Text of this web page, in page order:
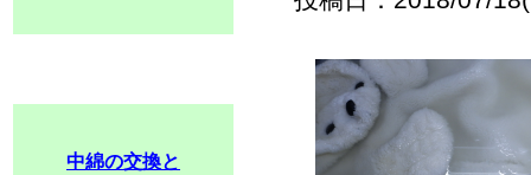
中綿の交換と